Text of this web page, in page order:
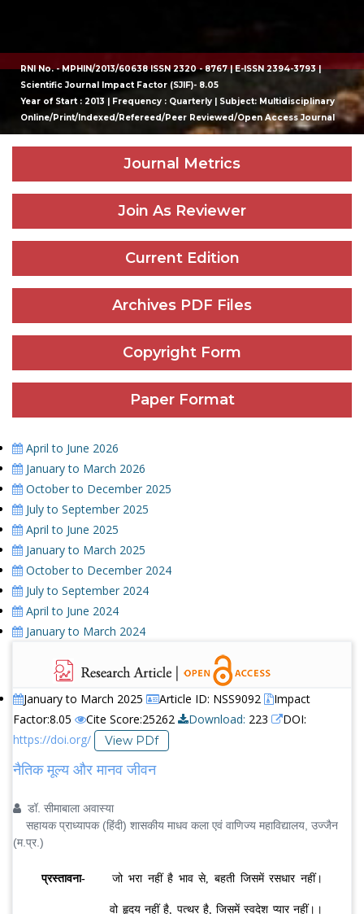
RNI No. - MPHIN/2013/60638 ISSN 2320 - 8767 | E-ISSN 2394-3793 |
Scientific Journal Impact Factor (SJIF)- 8.05
Year of Start : 2013 | Frequency : Quarterly | Subject: Multidisciplinary
Online/Print/Indexed/Refereed/Peer Reviewed/Open Access Journal
Journal Metrics
Join As Reviewer
Current Edition
Archives PDF Files
Copyright Form
Paper Format
April to June 2026
January to March 2026
October to December 2025
July to September 2025
April to June 2025
January to March 2025
October to December 2024
July to September 2024
April to June 2024
January to March 2024
January to March 2025 Article ID: NSS9092
Impact
Factor:8.05
Cite Score:25262 Download: 223
DOI:
https://doi.org/
View PDf
नैतिक मूल्य और मानव जीवन
डॉ. सीमाबाला अवास्या
सहायक प्राध्यापक (हिंदी) शासकीय माधव कला एवं वाणिज्य महाविद्यालय, उज्जैन
(म.प्र.)
प्रस्तावना- जो भरा नहीं है भाव से, बहती जिसमें रसधार नहीं।
वो हृदय नहीं है, पत्थर है, जिसमें स्वदेश प्यार नहीं।।